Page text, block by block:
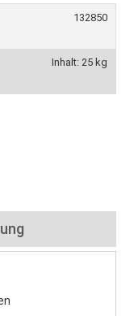
132850
Inhalt: 25 kg